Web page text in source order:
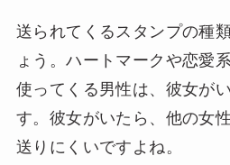
送られてくるスタンプの種
ょう。ハートマークや恋愛
使ってくる男性は、彼女が
す。彼女がいたら、他の女
送りにくいですよね。